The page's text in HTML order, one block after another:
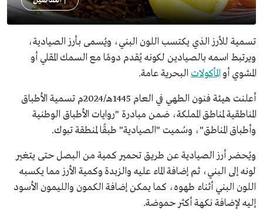
تسمية للأرز الذي يكتسب اللون البني، ويُسمى بأرز الصيادية،
ويرتبط اسمه بالصيادين لكونه يُقدم دومًا مع السمك المقلي أو
المشوي أوالمأكولات البحرية عامة.
أعلنت هيئة فنون الطهي في العام 1445هـ/2024م تسمية الأطباق
المناطقية لمناطق المملكة، ضمن مبادرة "روايات الأطباق الوطنية
وأطباق المناطق"، وسُميت "الصيادية" طبقًا لمنطقة تبوك.
ويُحضر أرز الصيادية عن طريق تحمير كمية من البصل حتى يتغير
لونه إلى البني، ثم إضافة الماء عليه والزبدة وكمية الأرز مما يكسبه
اللون البني أثناء طهوه، كما يمكن إضافة الكمون والليمون الأسود
إليه لإضافة نكهة أكثر حموضة.